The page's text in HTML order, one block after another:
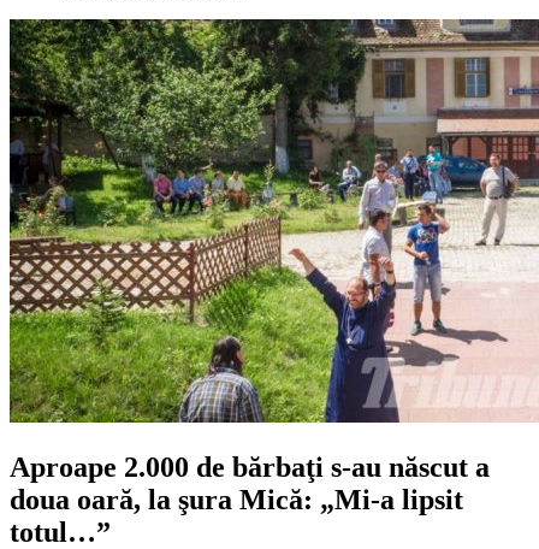
Aproape 2.000 de bărbaţi s-au născut a
doua oară, la şura Mică: „Mi-a lipsit
totul…”